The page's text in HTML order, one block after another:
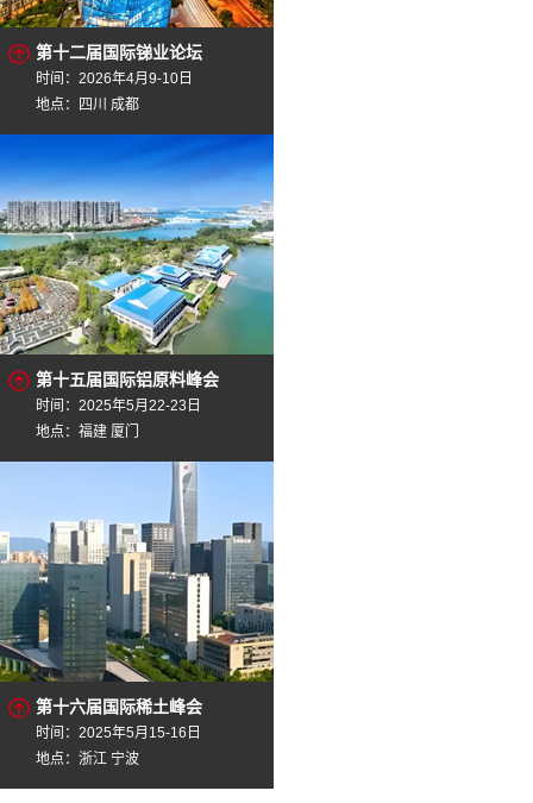
第十二届国际锑业论坛
时间：2026年4月9-10日
地点：四川 成都
第十五届国际铝原料峰会
时间：2025年5月22-23日
地点：福建 厦门
第十六届国际稀土峰会
时间：2025年5月15-16日
地点：浙江 宁波